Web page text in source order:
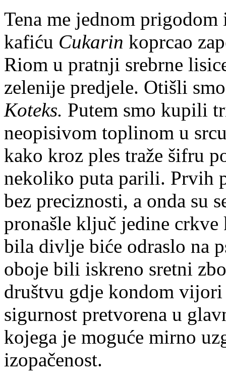
Tena me jednom
kafiću Cukarin koprcao
Riom u pratnji srebrne
zelenije predjele. Otišli
Koteks. Putem smo kupili
neopisivom toplinom u
kako kroz ples traže šifru
nekoliko puta parili. Prvih
bez preciznosti, a onda su
pronašle ključ jedine crkve
bila divlje biće odraslo na
oboje bili iskreno sretni
društvu gdje kondom
sigurnost pretvorena u
kojega je moguće mirno
izopačenost.